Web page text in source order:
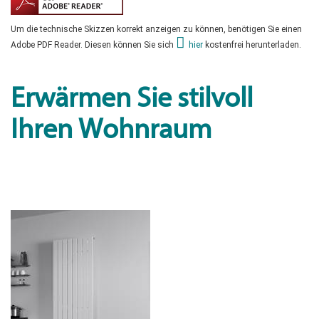
Um die technische Skizzen korrekt anzeigen zu können, benötigen Sie einen
Adobe PDF Reader. Diesen können Sie sich
hier kostenfrei herunterladen.
Erwärmen Sie stilvoll
Ihren Wohnraum